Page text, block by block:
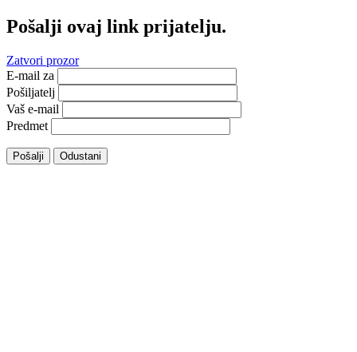
Pošalji ovaj link prijatelju.
Zatvori prozor
E-mail za
Pošiljatelj
Vaš e-mail
Predmet
Pošalji Odustani